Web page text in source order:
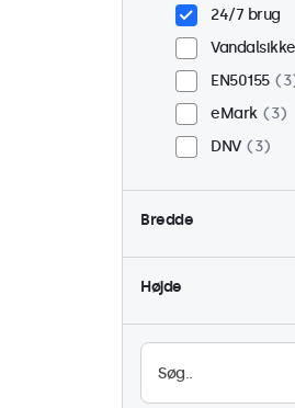
24/7 brug
EN50155
3
eMark
3
DNV
3
Bredde
Højde